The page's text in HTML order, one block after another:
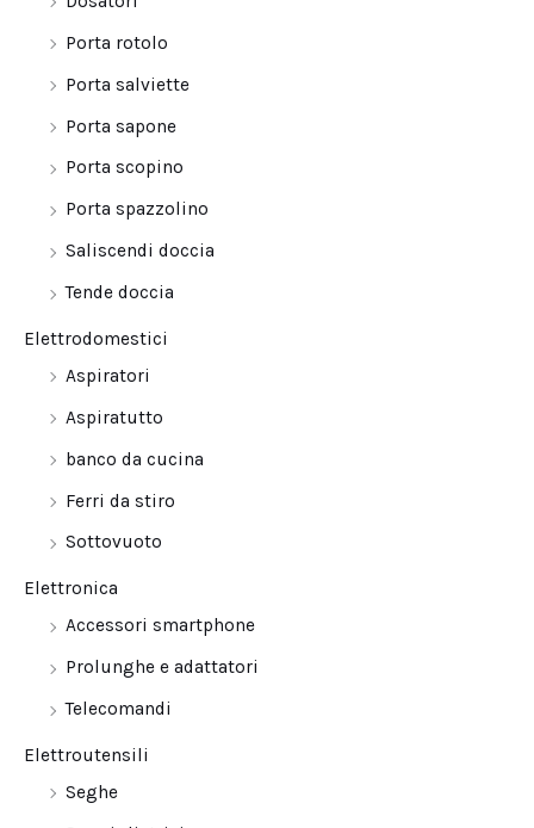
Porta rotolo
Porta salviette
Porta sapone
Porta scopino
Porta spazzolino
Saliscendi doccia
Tende doccia
Elettrodomestici
Aspiratori
Aspiratutto
banco da cucina
Ferri da stiro
Sottovuoto
Elettronica
Accessori smartphone
Prolunghe e adattatori
Telecomandi
Elettroutensili
Seghe